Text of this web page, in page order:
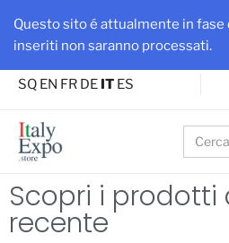
Questo sito é attualmente in fase
inseriti non saranno processati.
Ottieni maggiore visibilità per la
Iscriviti su
SQ EN FR DE IT ES
Search
for:
Scopri i
recente